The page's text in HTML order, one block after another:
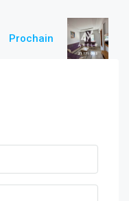
Prochain